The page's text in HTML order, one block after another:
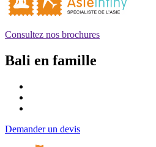
Consultez nos brochures
Bali en famille
Demander un devis